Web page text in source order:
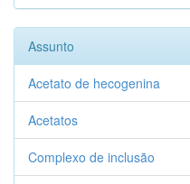
Assunto
Acetato de hecogenina
Acetatos
Complexo de inclusão